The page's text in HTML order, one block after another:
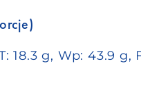
18.3 g, Wp: 43.9 g,